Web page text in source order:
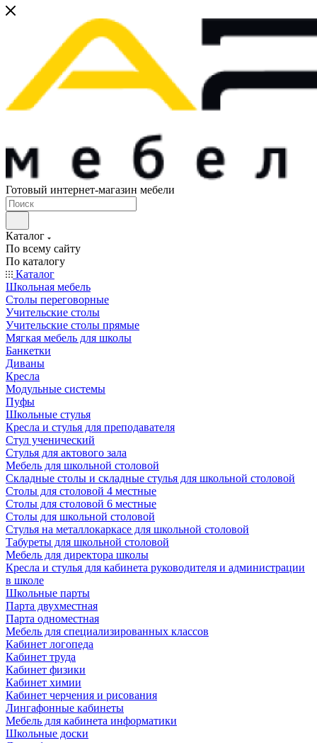
Готовый интернет-магазин мебели
Каталог
По всему сайту
По каталогу
Каталог
Школьная мебель
Столы переговорные
Учительские столы
Учительские столы прямые
Мягкая мебель для школы
Банкетки
Диваны
Кресла
Модульные системы
Пуфы
Школьные стулья
Кресла и стулья для преподавателя
Стул ученический
Стулья для актового зала
Мебель для школьной столовой
Складные столы и складные стулья для школьной столовой
Столы для столовой 4 местные
Столы для столовой 6 местные
Столы для школьной столовой
Стулья на металлокаркасе для школьной столовой
Табуреты для школьной столовой
Мебель для директора школы
Кресла и стулья для кабинета руководителя и администрации
в школе
Школьные парты
Парта двухместная
Парта одноместная
Мебель для специализированных классов
Кабинет логопеда
Кабинет труда
Кабинет физики
Кабинет химии
Кабинет черчения и рисования
Лингафонные кабинеты
Мебель для кабинета информатики
Школьные доски